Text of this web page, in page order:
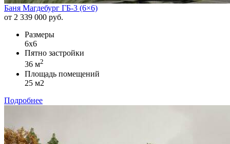
Баня Магдебург ГБ-3 (6×6)
от 2 339 000 руб.
Размеры
6x6
Пятно застройки
36 м2
Площадь помещений
25 м2
Подробнее